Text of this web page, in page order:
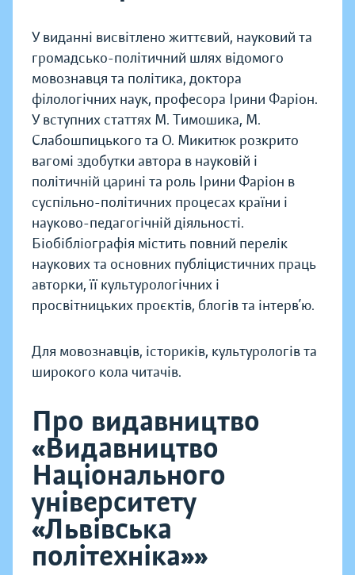
У виданні висвітлено життєвий, науковий та
громадсько-політичний шлях відомого
мовознавця та політика, доктора
філологічних наук, професора Ірини Фаріон.
У вступних статтях М. Тимошика, М.
Слабошпицького та О. Микитюк розкрито
вагомі здобутки автора в науковій і
політичній царині та роль Ірини Фаріон в
суспільно-політичних процесах країни і
науково-педагогічній діяльності.
Біобібліографія містить повний перелік
наукових та основних публіцистичних праць
авторки, її культурологічних і
просвітницьких проєктів, блогів та інтерв’ю.
Для мовознавців, істориків, культурологів та
широкого кола читачів.
Про видавництво
«Видавництво
Національного
університету
«Львівська
політехніка»»